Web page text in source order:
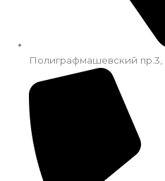
Полиграфмашевский